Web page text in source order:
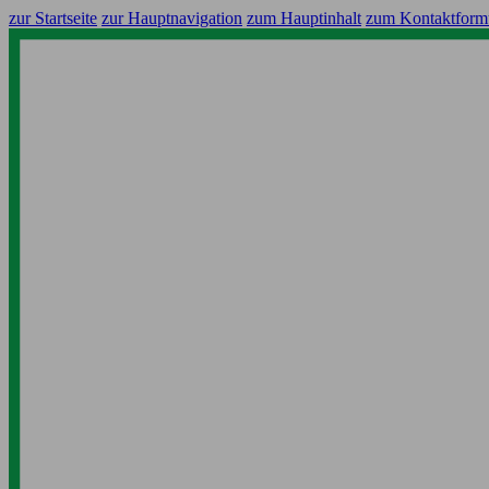
zur Startseite zur Hauptnavigation zum Hauptinhalt zum